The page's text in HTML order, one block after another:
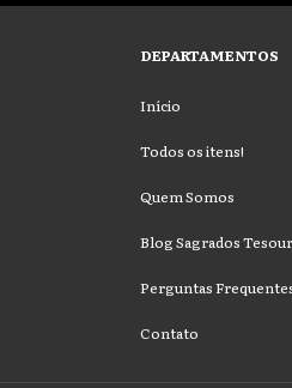
DEPARTAMENTOS
Início
Todos os itens!
Quem Somos
Blog Sagrados
Perguntas
Contato